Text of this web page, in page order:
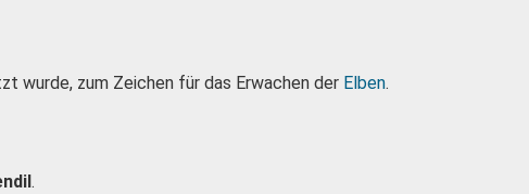
wurde, zum Zeichen für das Erwachen der Elben.
.